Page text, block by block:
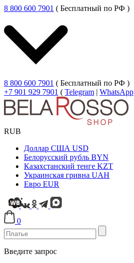
8 800 600 7901 ( Бесплатный по РФ )
8 800 600 7901 ( Бесплатный по РФ )
+7 901 929 7901 ( Telegram | WhatsApp
RUB
Доллар США USD
Белорусский рубль BYN
Казахстанский тенге KZT
Украинская гривна UAH
Евро EUR
0
Введите запрос